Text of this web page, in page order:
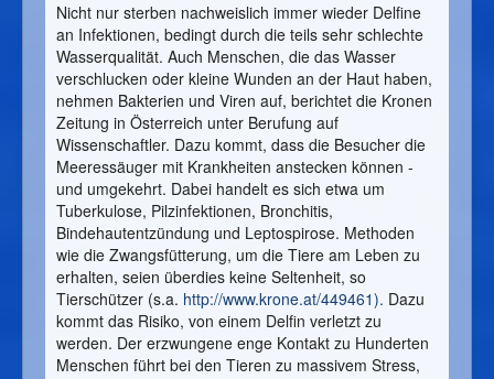
Nicht nur sterben nachweislich immer wieder Delfine
an Infektionen, bedingt durch die teils sehr schlechte
Wasserqualität. Auch Menschen, die das Wasser
verschlucken oder kleine Wunden an der Haut haben,
nehmen Bakterien und Viren auf, berichtet die Kronen
Zeitung in Österreich unter Berufung auf
Wissenschaftler. Dazu kommt, dass die Besucher die
Meeressäuger mit Krankheiten anstecken können -
und umgekehrt. Dabei handelt es sich etwa um
Tuberkulose, Pilzinfektionen, Bronchitis,
Bindehautentzündung und Leptospirose. Methoden
wie die Zwangsfütterung, um die Tiere am Leben zu
erhalten, seien überdies keine Seltenheit, so
Tierschützer (s.a. http://www.krone.at/449461). Dazu
kommt das Risiko, von einem Delfin verletzt zu
werden. Der erzwungene enge Kontakt zu Hunderten
Menschen führt bei den Tieren zu massivem Stress,